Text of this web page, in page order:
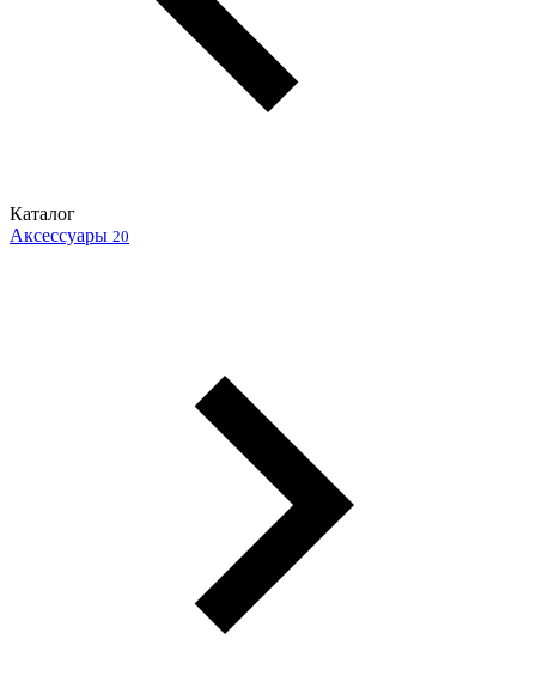
Каталог
Аксессуары 20